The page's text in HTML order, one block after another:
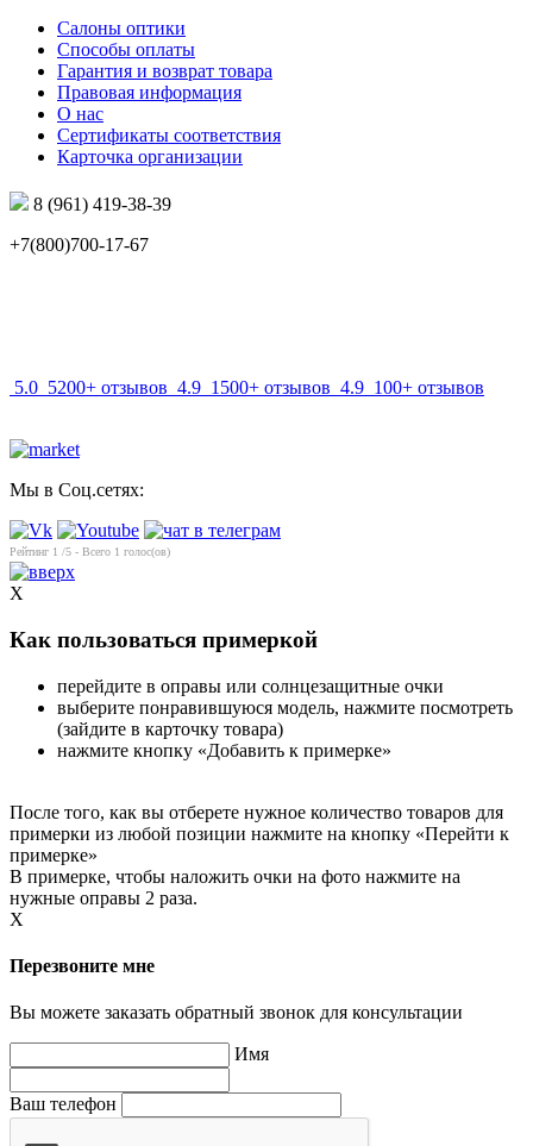
Салоны оптики
Способы оплаты
Гарантия и возврат товара
Правовая информация
О нас
Сертификаты соответствия
Карточка организации
8 (961) 419-38-39
+7(800)700-17-67
5.0 5200+ отзывов 4.9 1500+ отзывов 4.9 100+ отзывов
Мы в Соц.сетях:
Рейтинг 1 /5 - Всего 1 голос(ов)
X
Как пользоваться примеркой
перейдите в оправы или солнцезащитные очки
выберите понравившуюся модель, нажмите посмотреть
(зайдите в карточку товара)
нажмите кнопку «Добавить к примерке»
После того, как вы отберете нужное количество товаров для
примерки из любой позиции нажмите на кнопку «Перейти к
примерке»
В примерке, чтобы наложить очки на фото нажмите на
нужные оправы 2 раза.
X
Перезвоните мне
Вы можете заказать обратный звонок для консультации
Имя
Ваш телефон